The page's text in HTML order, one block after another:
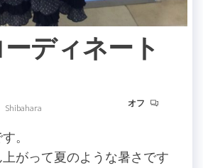
ディネート
Shibahara オフ
。
がって夏のような暑さです